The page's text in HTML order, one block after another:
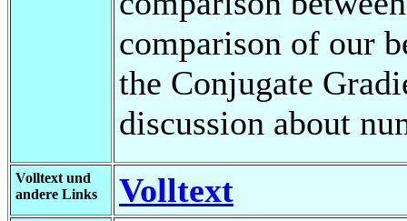
comparison of our
the Conjugate
discussion about
Volltext und
andere Links
Volltext